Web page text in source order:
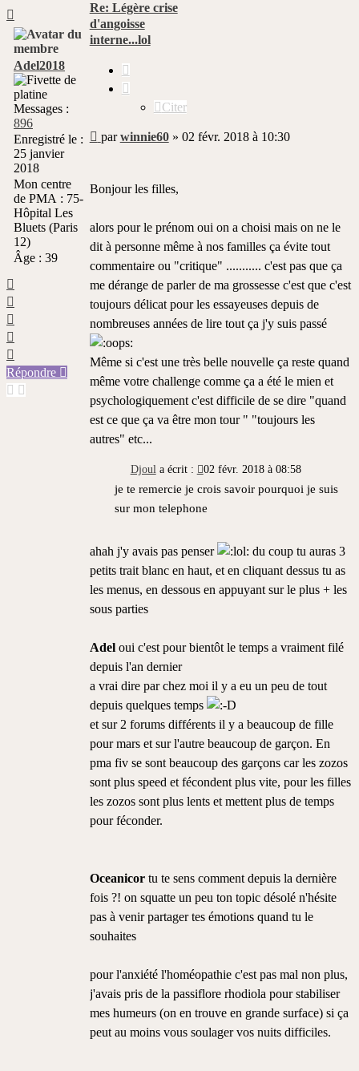
Re: Légère crise
d'angoisse
interne...lol
Citer
Message
parwinnie60» 02 févr. 2018 à 10:30
Bonjour les filles,
alors pour le prénom oui on a choisi mais on ne le
dit à personne même à nos familles ça évite tout
commentaire ou "critique" ........... c'est pas que ça
me dérange de parler de ma grossesse c'est que c'est
toujours délicat pour les essayeuses depuis de
nombreuses années de lire tout ça j'y suis passé
Même si c'est une très belle nouvelle ça reste quand
même votre challenge comme ça a été le mien et
psychologiquement c'est difficile de se dire "quand
est ce que ça va être mon tour " "toujours les
autres" etc...
Djoul a écrit : 02 févr. 2018 à 08:58
je te remercie je crois savoir pourquoi je suis
sur mon telephone
ahah j'y avais pas penser
du coup tu auras 3
petits trait blanc en haut, et en cliquant dessus tu as
les menus, en dessous en appuyant sur le plus + les
sous parties
Adeloui c'est pour bientôt le temps a vraiment filé
depuis l'an dernier
a vrai dire par chez moi il y a eu un peu de tout
depuis quelques temps
et sur 2 forums différents il y a beaucoup de fille
pour mars et sur l'autre beaucoup de garçon. En
pma fiv se sont beaucoup des garçons car les zozos
sont plus speed et fécondent plus vite, pour les filles
les zozos sont plus lents et mettent plus de temps
pour féconder.
Oceanicor tu te sens comment depuis la dernière
fois ?! on squatte un peu ton topic désolé n'hésite
pas à venir partager tes émotions quand tu le
souhaites
pour l'anxiété l'homéopathie c'est pas mal non plus,
j'avais pris de la passiflore rhodiola pour stabiliser
mes humeurs (on en trouve en grande surface) si ça
peut au moins vous soulager vos nuits difficiles.
Adel2018
Messages :
896
Enregistré le :
25 janvier
2018
Mon centre
de PMA : 75-
Hôpital Les
Bluets (Paris
12)
Âge : 39
Répondre